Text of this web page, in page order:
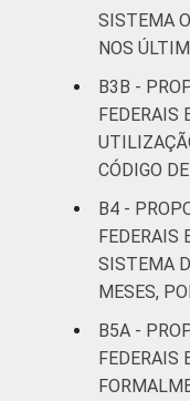
SISTEMA
NOS
B3B -
FEDERAIS
CÓDIGO
B4 -
FEDERAIS
SISTEMA
MESES,
B5A -
FEDERAIS